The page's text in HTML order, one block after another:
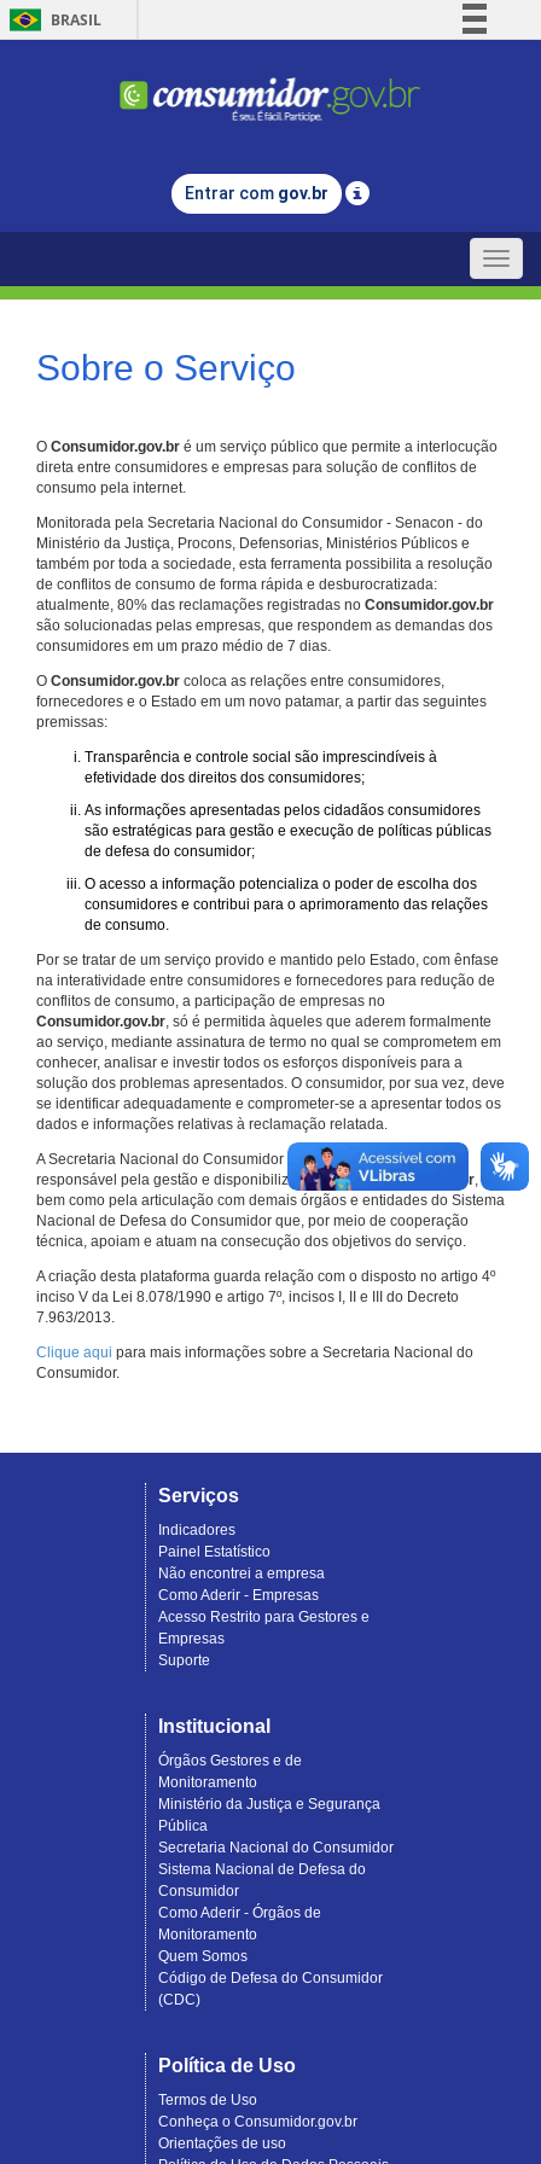
BRASIL
Comunica BR
Legislação
Entrar com gov.br
Toggle
Sobre o Serviço
O Consumidor.gov.br é um serviço público que permite a interlocução
direta entre consumidores e empresas para solução de conflitos de
consumo pela internet.
Monitorada pela Secretaria Nacional do Consumidor - Senacon - do
Ministério da Justiça, Procons, Defensorias, Ministérios Públicos e
também por toda a sociedade, esta ferramenta possibilita a resolução
de conflitos de consumo de forma rápida e desburocratizada:
atualmente, 80% das reclamações registradas no Consumidor.gov.br
são solucionadas pelas empresas, que respondem as demandas dos
consumidores em um prazo médio de 7 dias.
O Consumidor.gov.br coloca as relações entre consumidores,
fornecedores e o Estado em um novo patamar, a partir das seguintes
premissas:
Transparência e controle social são imprescindíveis à
efetividade dos direitos dos consumidores;
As informações apresentadas pelos cidadãos consumidores
são estratégicas para gestão e execução de políticas públicas
de defesa do consumidor;
O acesso a informação potencializa o poder de escolha dos
consumidores e contribui para o aprimoramento das relações
de consumo.
Por se tratar de um serviço provido e mantido pelo Estado, com ênfase
na interatividade entre consumidores e fornecedores para redução de
conflitos de consumo, a participação de empresas no
Consumidor.gov.br, só é permitida àqueles que aderem formalmente
ao serviço, mediante assinatura de termo no qual se comprometem em
conhecer, analisar e investir todos os esforços disponíveis para a
solução dos problemas apresentados. O consumidor, por sua vez, deve
se identificar adequadamente e comprometer-se a apresentar todos os
dados e informações relativas à reclamação relatada.
A Secretaria Nacional do Consumidor do Ministério da Justiça é a
responsável pela gestão e disponibilização doConsumidor.gov.br,
bem como pela articulação com demais órgãos e entidades do Sistema
Nacional de Defesa do Consumidor que, por meio de cooperação
técnica, apoiam e atuam na consecução dos objetivos do serviço.
A criação desta plataforma guarda relação com o disposto no artigo 4º
inciso V da Lei 8.078/1990 e artigo 7º, incisos I, II e III do Decreto
7.963/2013.
Clique aqui para mais informações sobre a Secretaria Nacional do
Consumidor.
Serviços
Indicadores
Painel Estatístico
Não encontrei a empresa
Como Aderir - Empresas
Acesso Restrito para Gestores e
Empresas
Suporte
Institucional
Órgãos Gestores e de
Monitoramento
Ministério da Justiça e Segurança
Pública
Secretaria Nacional do Consumidor
Sistema Nacional de Defesa do
Consumidor
Como Aderir - Órgãos de
Monitoramento
Quem Somos
Código de Defesa do Consumidor
(CDC)
Política de Uso
Termos de Uso
Conheça o Consumidor.gov.br
Orientações de uso